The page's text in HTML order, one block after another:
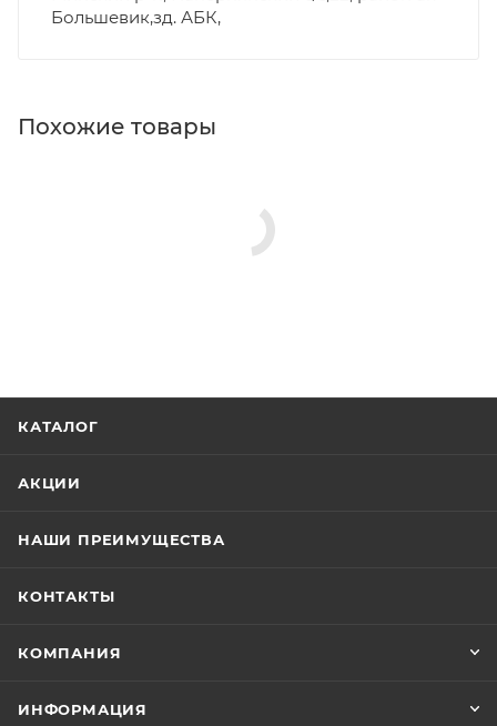
Большевик,зд. АБК,
Похожие товары
КАТАЛОГ
АКЦИИ
НАШИ ПРЕИМУЩЕСТВА
КОНТАКТЫ
КОМПАНИЯ
ИНФОРМАЦИЯ